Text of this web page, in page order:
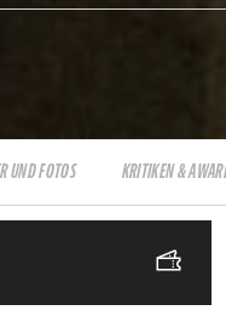
UND FOTOS KRITIKEN &